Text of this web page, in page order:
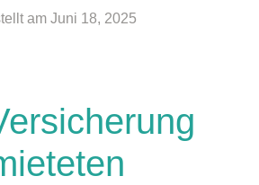
am Juni 18, 2025